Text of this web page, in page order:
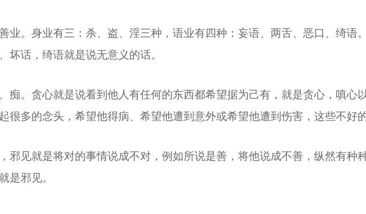
业。身业有三：杀、盗、淫三种，语业有四种：妄语、两舌、恶口、绮语
坏话，绮语就是说无意义的话。
痴。贪心就是说看到他人有任何的东西都希望据为己有，就是贪心，嗔心
很多的念头，希望他得病、希望他遭到意外或希望他遭到伤害，这些不好
邪见就是将对的事情说成不对，例如所说是善，将他说成不善，纵然有种
是邪见。